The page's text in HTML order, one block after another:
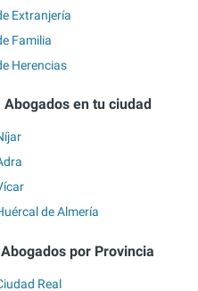
Extranjería
Familia
Herencias
Abogados en tu ciudad
de Almería
Abogados por Provincia
Real